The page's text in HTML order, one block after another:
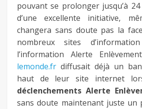
pouvant se prolonger jusqu’à
d’une excellente initiative,
changera sans doute pas la
nombreux sites
l’information Alerte
lemonde.fr diffusait déjà un
haut de leur site internet
déclenchements Alerte
sans doute maintenant juste un